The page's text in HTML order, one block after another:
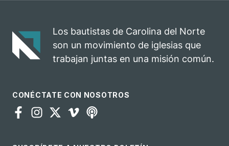
celebra el
rodeo anual en
para el
ministerio
Los bautistas de Carolina del Norte
son un movimiento de iglesias que
trabajan juntas en una misión común.
CONÉCTATE CON NOSOTROS